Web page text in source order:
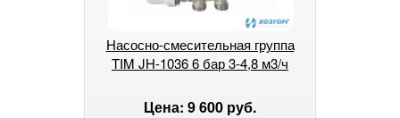
Насосно-смесительная группа
TIM JH-1036 6 бар 3-4,8 м3/ч
Цена: 9 600 руб.